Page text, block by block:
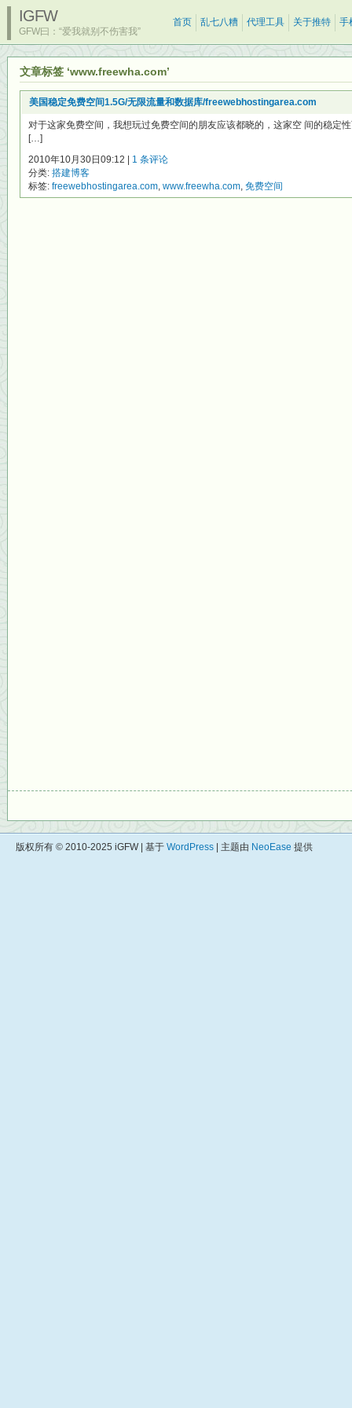
IGFW
GFW曰：“爱我就别不伤害我”
首页 乱七八糟 代理工具 关于推特 手
文章标签 ‘www.freewha.com’
美国稳定免费空间1.5G/无限流量和数据库/freewebhostingarea.com
对于这家免费空间，我想玩过免费空间的朋友应该都晓的，这家空 间的稳定
[…]
2010年10月30日09:12 | 1 条评论
分类: 搭建博客
标签: freewebhostingarea.com, www.freewha.com, 免费空间
版权所有 © 2010-2025 iGFW | 基于 WordPress | 主题由 NeoEase 提供